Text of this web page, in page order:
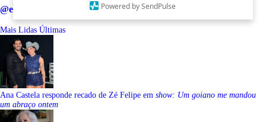
Powered by SendPulse
@estrelando
Mais Lidas Últimas
Ana Castela responde recado de Zé Felipe em show: Um goiano me mandou
um abraço ontem